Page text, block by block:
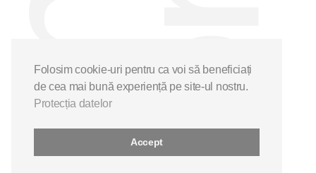
Folosim cookie-uri pentru ca voi să beneficiați
de cea mai bună experiență pe site-ul nostru.
Protecția datelor
Accept